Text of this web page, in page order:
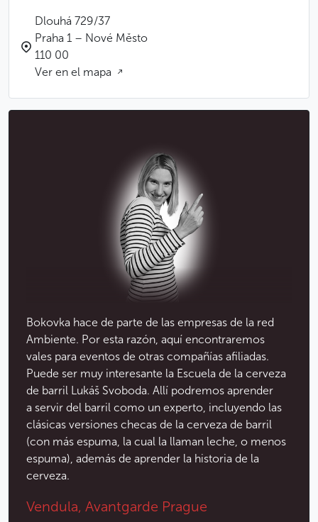
Dlouhá 729/37
Praha 1 – Nové Město
110 00
Ver en el mapa
Bokovka hace de parte de las empresas de la red
Ambiente. Por esta razón, aquí encontraremos
vales para eventos de otras compañías afiliadas.
Puede ser muy interesante la Escuela de la cerveza
de barril Lukáš Svoboda. Allí podremos aprender
a servir del barril como un experto, incluyendo las
clásicas versiones checas de la cerveza de barril
(con más espuma, la cual la llaman leche, o menos
espuma), además de aprender la historia de la
cerveza.
Vendula, Avantgarde Prague